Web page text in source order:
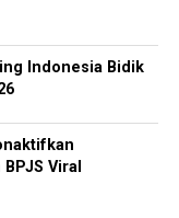
Indonesia Bidik
Viral